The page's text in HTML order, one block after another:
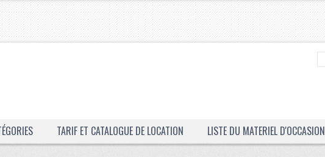
TARIF ET CATALOGUE DE LOCATION LISTE DU MATERIEL D'OCCASION